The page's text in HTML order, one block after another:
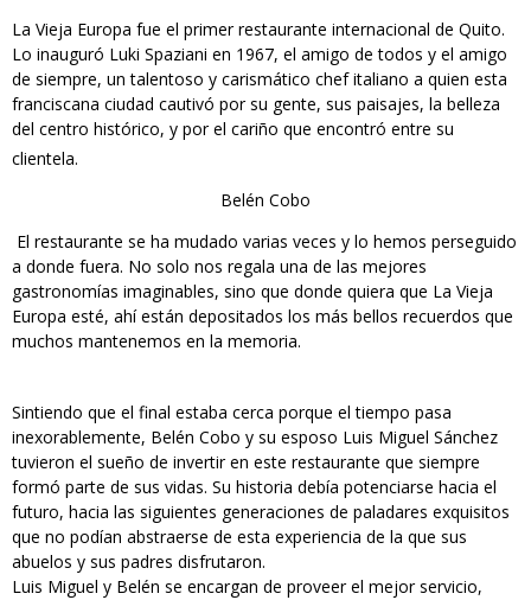
La Vieja Europa fue el primer restaurante internacional de Quito.
Lo inauguró Luki Spaziani en 1967, el amigo de todos y el amigo
de siempre, un talentoso y carismático chef italiano a quien esta
franciscana ciudad cautivó por su gente, sus paisajes, la belleza
del centro histórico, y por el cariño que encontró entre su
clientela.
Belén Cobo
El restaurante se ha mudado varias veces y lo hemos perseguido
a donde fuera. No solo nos regala una de las mejores
gastronomías imaginables, sino que donde quiera que La Vieja
Europa esté, ahí están depositados los más bellos recuerdos que
muchos mantenemos en la memoria.
Sintiendo que el final estaba cerca porque el tiempo pasa
inexorablemente, Belén Cobo y su esposo Luis Miguel Sánchez
tuvieron el sueño de invertir en este restaurante que siempre
formó parte de sus vidas. Su historia debía potenciarse hacia el
futuro, hacia las siguientes generaciones de paladares exquisitos
que no podían abstraerse de esta experiencia de la que sus
abuelos y sus padres disfrutaron.
Luis Miguel y Belén se encargan de proveer el mejor servicio,